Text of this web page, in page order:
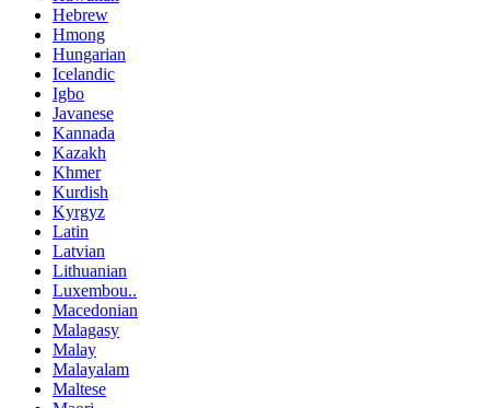
Hebrew
Hmong
Hungarian
Icelandic
Igbo
Javanese
Kannada
Kazakh
Khmer
Kurdish
Kyrgyz
Latin
Latvian
Lithuanian
Luxembou..
Macedonian
Malagasy
Malay
Malayalam
Maltese